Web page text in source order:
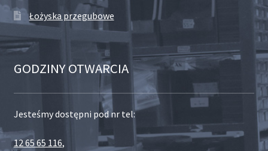
Łożyska przegubowe
GODZINY OTWARCIA
Jesteśmy dostępni pod nr tel:
12 65 65 116,